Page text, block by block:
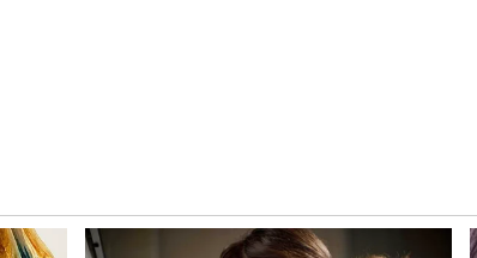
மற்றும் உங்கள் வாயில்